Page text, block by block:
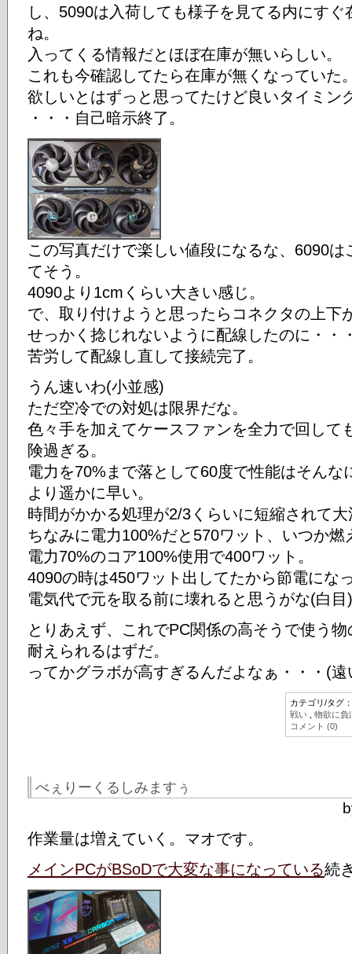
し、5090は入荷しても様子を見てる内にす
ね。
入ってくる情報だとほぼ在庫が無いらしい。
これも今確認してたら在庫が無くなっていた
欲しいとはずっと思ってたけど良いタイミン
・・・自己暗示終了。
この写真だけで楽しい値段になるな、6090
てそう。
4090より1cmくらい大きい感じ。
で、取り付けようと思ったらコネクタの上下
せっかく捻じれないように配線したのに・・
苦労して配線し直して接続完了。
うん速いわ(小並感)
ただ空冷での対処は限界だな。
色々手を加えてケースファンを全力で回して
険過ぎる。
電力を70%まで落として60度で性能はそんな
より遥かに早い。
時間がかかる処理が2/3くらいに短縮されて
ちなみに電力100%だと570ワット、いつか燃
電力70%のコア100%使用で400ワット。
4090の時は450ワット出してたから節電にな
電気代で元を取る前に壊れると思うがな(白目)
とりあえず、これでPC関係の高そうで使う
耐えられるはずだ。
ってかグラボが高すぎるんだよなぁ・・・(遠
カテゴリ/タグ：
戦い
物欲に負
コメント (0)
べぇりーくるしみますぅ
作業量は増えていく。マオです。
メインPCがBSoDで大変な事になっている続